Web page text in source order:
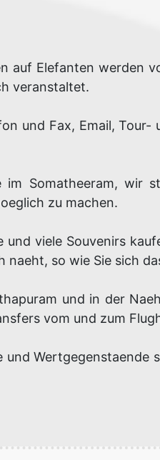
auf Elefanten werden
veranstaltet.
und Fax, Email, Tour-
Somatheeram, wir
zu machen.
viele Souvenirs
naeht, so wie Sie sich
und in der
vom und zum
Wertgegenstaende